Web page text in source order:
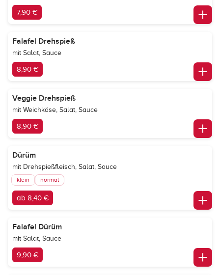
7,90 €
Falafel Drehspieß
mit Salat, Sauce
8,90 €
Veggie Drehspieß
mit Weichkäse, Salat, Sauce
8,90 €
Dürüm
mit Drehspießfleisch, Salat, Sauce
klein normal
ab 8,40 €
Falafel Dürüm
mit Salat, Sauce
9,90 €